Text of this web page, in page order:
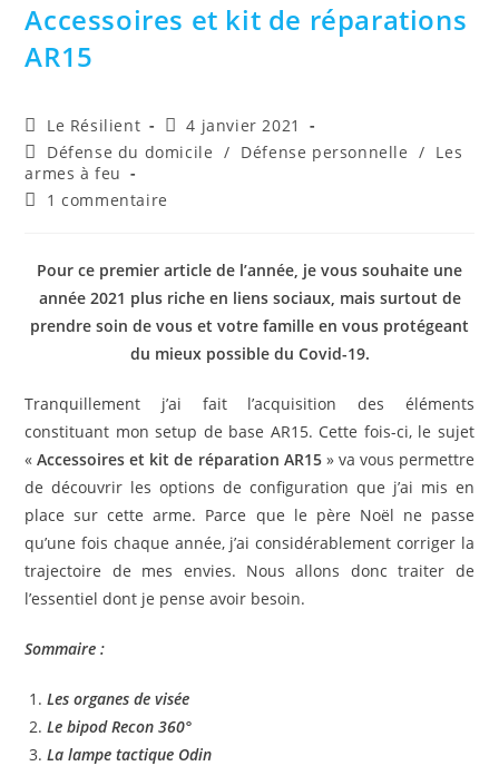
Accessoires et kit de réparations
AR15
Auteur/autrice
de
la
publication :
Le Résilient
Publication
publiée :
4 janvier 2021
Post
category:
Défense du domicile / Défense personnelle / Les
armes à feu
Commentaires
publication :
1 commentaire
Pour ce premier article de l’année, je vous souhaite une
année 2021 plus riche en liens sociaux, mais surtout de
prendre soin de vous et votre famille en vous protégeant
du mieux possible du Covid-19.
Tranquillement j’ai fait l’acquisition des éléments
constituant mon setup de base AR15. Cette fois-ci, le sujet
«Accessoires et kit de réparation AR15» va vous permettre
de découvrir les options de configuration que j’ai mis en
place sur cette arme. Parce que le père Noël ne passe
qu’une fois chaque année, j’ai considérablement corriger la
trajectoire de mes envies. Nous allons donc traiter de
l’essentiel dont je pense avoir besoin.
Sommaire :
Les organes de visée
Le bipod Recon 360°
La lampe tactique Odin